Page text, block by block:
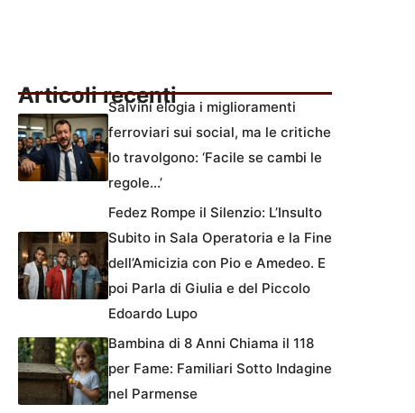
Articoli recentiSalvini elogia i miglioramenti
ferroviari sui social, ma le critiche
lo travolgono: ‘Facile se cambi le
regole…’
Fedez Rompe il Silenzio: L’Insulto
Subito in Sala Operatoria e la Fine
dell’Amicizia con Pio e Amedeo. E
poi Parla di Giulia e del Piccolo
Edoardo Lupo
Bambina di 8 Anni Chiama il 118
per Fame: Familiari Sotto Indagine
nel Parmense